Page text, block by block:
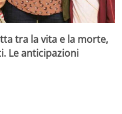
tra la vita e la morte,
Le anticipazioni